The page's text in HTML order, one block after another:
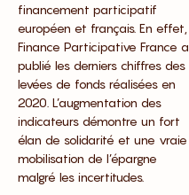
financement participatif
européen et français. En effet,
Finance Participative France a
publié les derniers chiffres des
levées de fonds réalisées en
2020. L’augmentation des
indicateurs démontre un fort
élan de solidarité et une vraie
mobilisation de l’épargne
malgré les incertitudes.